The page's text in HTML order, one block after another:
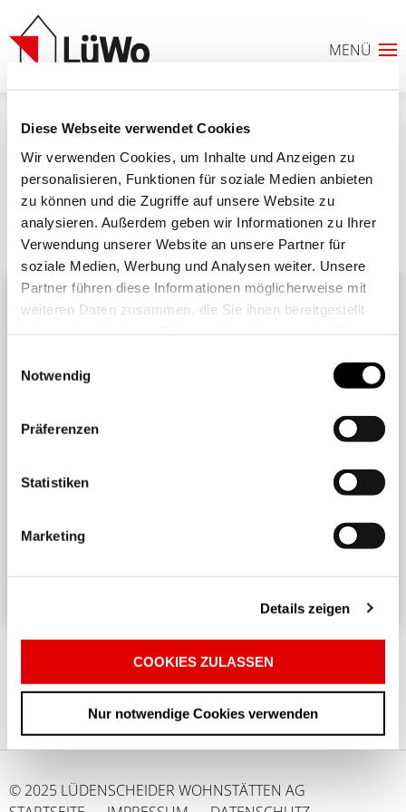
Diese Webseite verwendet Cookies
Wir verwenden Cookies, um Inhalte und Anzeigen zu
personalisieren, Funktionen für soziale Medien anbieten
zu können und die Zugriffe auf unsere Website zu
analysieren. Außerdem geben wir Informationen zu Ihrer
Verwendung unserer Website an unsere Partner für
soziale Medien, Werbung und Analysen weiter. Unsere
Partner führen diese Informationen möglicherweise mit
weiteren Daten zusammen, die Sie ihnen bereitgestellt
Cookies, wenn Sie unsere Webseite weiterhin nutzen.
Notwendig
Präferenzen
Statistiken
Marketing
Details zeigen
COOKIES ZULASSEN
Nur notwendige Cookies verwenden
Eikermann
Ähnliche Beiträge Alle Beiträge
Harmonisches Wohnen untereinander
in einem Mehrparteienhaus erfordert
Rücksichtnahme und Achtsamkeit. ...
ANFRAGELISTE
© 2025 LÜDENSCHEIDER WOHNSTÄTTEN AG